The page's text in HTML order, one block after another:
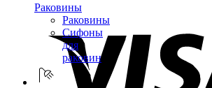
Раковины
Раковины
Сифоны
для
раковин